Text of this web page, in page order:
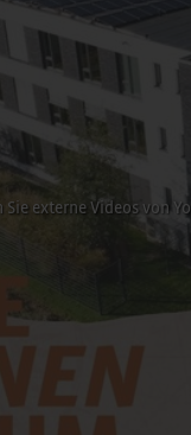
Sie externe Videos von